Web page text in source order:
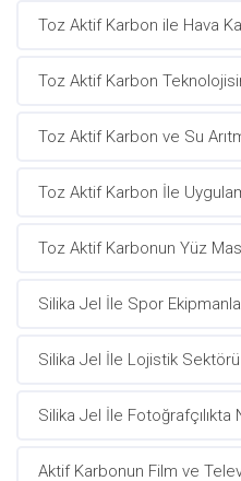
Toz Aktif Karbon ile Hava
Toz Aktif Karbon
Toz Aktif Karbon ve Su
Toz Aktif Karbon İle
Toz Aktif Karbonun Yüz
Silika Jel İle Spor
Silika Jel İle Lojistik Sektörü
Silika Jel İle Fotoğrafçılıkta
Aktif Karbonun Film ve